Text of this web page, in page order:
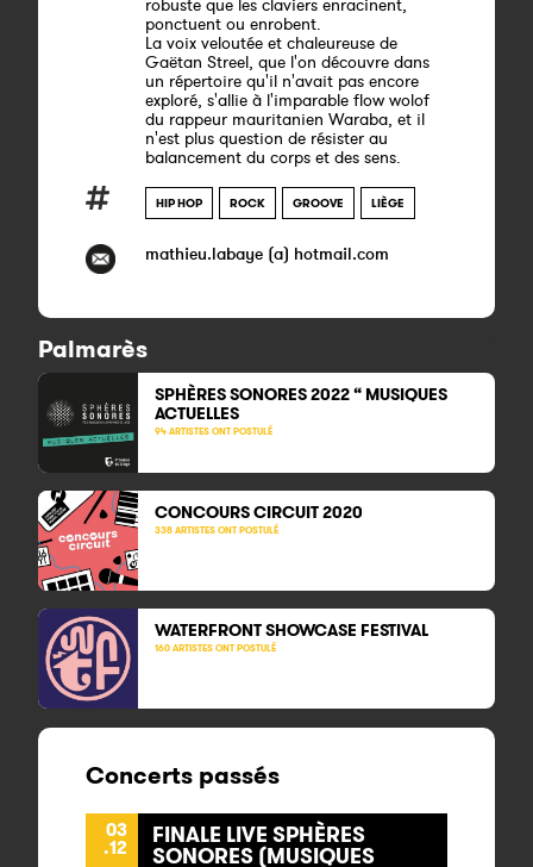
robuste que les claviers enracinent,
ponctuent ou enrobent.
La voix veloutée et chaleureuse de
Gaëtan Streel, que l'on découvre dans
un répertoire qu'il n'avait pas encore
exploré, s'allie à l'imparable flow wolof
du rappeur mauritanien Waraba, et il
n'est plus question de résister au
balancement du corps et des sens.
HIP HOP ROCK GROOVE LIÈGE
mathieu.labaye (a) hotmail.com
Palmarès
SPHÈRES SONORES 2022 “ MUSIQUES
ACTUELLES
94 ARTISTES ONT POSTULÉ
CONCOURS CIRCUIT2020
338 ARTISTES ONT POSTULÉ
WATERFRONT SHOWCASE FESTIVAL
160 ARTISTES ONT POSTULÉ
Concerts passés
03
.12 FINALE LIVE SPHÈRES
SONORES (MUSIQUES